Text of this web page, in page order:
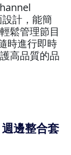
計，能簡
鬆管理節目
時進行即時
高品質的品
邊整合套